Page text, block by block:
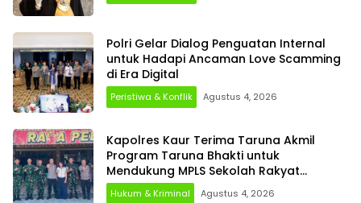
Polri Gelar Dialog Penguatan Internal
untuk Hadapi Ancaman Love Scamming
di Era Digital
Peristiwa & Konflik Agustus 4, 2026
Kapolres Kaur Terima Taruna Akmil
Program Taruna Bhakti untuk
Mendukung MPLS Sekolah Rakyat
Kabupaten Kaur
Hukum & Kriminal Agustus 4, 2026